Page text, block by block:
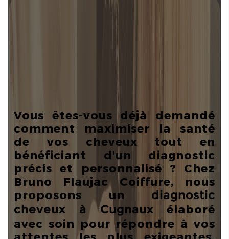
Vous êtes-vous déjà demandé
comment maximiser la santé
de vos cheveux tout en
bénéficiant d'un diagnostic
précis et personnalisé ? Chez
Bruno Flaujac Coiffure, nous
proposons un diagnostic
cheveux à Cugnaux élaboré
avec soin pour répondre à vos